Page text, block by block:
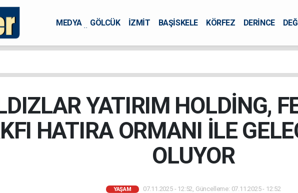
MEDYA GÖLCÜK İZMİT BAŞİSKELE KÖRFEZ DERİNCE
YATIRIM HOLDİNG,
HATIRA ORMANI İLE
OLUYOR
YAŞAM 07.11.2025 - 12:52, Güncelleme: 07.11.2025 - 12:52